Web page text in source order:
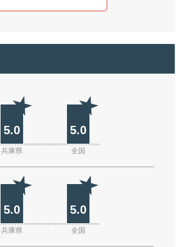
5.0 5.0
兵庫県 全国
5.0 5.0
兵庫県 全国